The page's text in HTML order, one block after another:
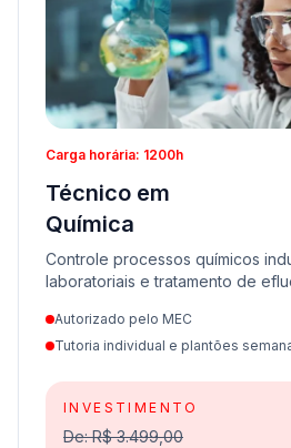
Carga horária: 1200h
Técnico em
Química
Controle processos químicos
laboratoriais e tratamento de
Autorizado pelo MEC
Tutoria individual e plantões
INVESTIMENTO
De: R$ 3.499,00